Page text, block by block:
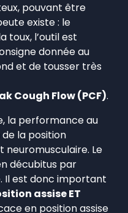
pouvant être
existe : le
toux, l’outil est
donnée au
et de tousser très
Cough Flow (PCF).
la performance au
la position
neuromusculaire. Le
décubitus par
Il est donc important
assise ET
en position assise